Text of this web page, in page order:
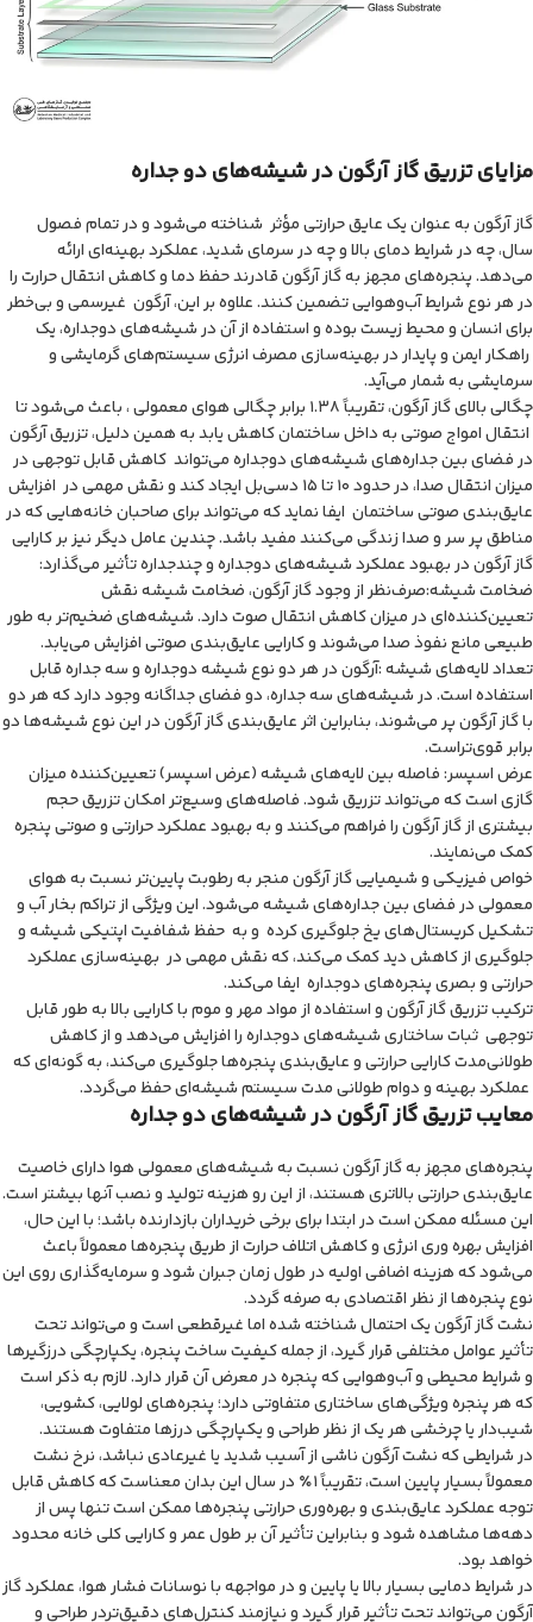
مزایای تزریق گاز آرگون در شیشه‌های دو جداره
گاز آرگون به عنوان یک عایق حرارتی مؤثر شناخته می‌شود و در تمام فصول
سال، چه در شرایط دمای بالا و چه در سرمای شدید، عملکرد بهینه‌ای ارائه
می‌دهد. پنجره‌های مجهز به گاز آرگون قادرند حفظ دما و کاهش انتقال حرارت را
در هر نوع شرایط آب‌وهوایی تضمین کنند. علاوه بر این، آرگون غیرسمی و بی‌خطر
برای انسان و محیط زیست بوده و استفاده از آن در شیشه‌های دوجداره، یک
راهکار ایمن و پایدار در بهینه‌سازی مصرف انرژی سیستم‌های گرمایشی و
سرمایشی به شمار می‌آید.
چگالی بالای گاز آرگون، تقریباً ۱.۳۸ برابر چگالی هوای معمولی ، باعث می‌شود تا
انتقال امواج صوتی به داخل ساختمان کاهش یابد به همین دلیل، تزریق آرگون
در فضای بین جداره‌های شیشه‌های دوجداره می‌تواند کاهش قابل توجهی در
میزان انتقال صدا، در حدود ۱۰ تا ۱۵ دسی‌بل ایجاد کند و نقش مهمی در افزایش
عایق‌بندی صوتی ساختمان ایفا نماید که می‌تواند برای صاحبان خانه‌هایی که در
مناطق پر سر و صدا زندگی می‌کنند مفید باشد. چندین عامل دیگر نیز بر کارایی
گاز آرگون در بهبود عملکرد شیشه‌های دوجداره و چندجداره تأثیر می‌گذارد:
ضخامت شیشه:صرف‌نظر از وجود گاز آرگون، ضخامت شیشه نقش
تعیین‌کننده‌ای در میزان کاهش انتقال صوت دارد. شیشه‌های ضخیم‌تر به طور
طبیعی مانع نفوذ صدا می‌شوند و کارایی عایق‌بندی صوتی افزایش می‌یابد.
تعداد لایه‌های شیشه :آرگون در هر دو نوع شیشه دوجداره و سه جداره قابل
استفاده است. در شیشه‌های سه جداره، دو فضای جداگانه وجود دارد که هر دو
با گاز آرگون پر می‌شوند، بنابراین اثر عایق‌بندی گاز آرگون در این نوع شیشه‌ها دو
برابر قوی‌تراست.
عرض اسپسر: فاصله بین لایه‌های شیشه (عرض اسپسر) تعیین‌کننده میزان
گازی است که می‌تواند تزریق شود. فاصله‌های وسیع‌تر امکان تزریق حجم
بیشتری از گاز آرگون را فراهم می‌کنند و به بهبود عملکرد حرارتی و صوتی پنجره
کمک می‌نمایند.
خواص فیزیکی و شیمیایی گاز آرگون منجر به رطوبت پایین‌تر نسبت به هوای
معمولی در فضای بین جداره‌های شیشه می‌شود. این ویژگی از تراکم بخار آب و
تشکیل کریستال‌های یخ جلوگیری کرده و به حفظ شفافیت اپتیکی شیشه و
جلوگیری از کاهش دید کمک می‌کند، که نقش مهمی در بهینه‌سازی عملکرد
حرارتی و بصری پنجره‌های دوجداره ایفا می‌کند.
ترکیب تزریق گاز آرگون و استفاده از مواد مهر و موم با کارایی بالا به طور قابل
توجهی ثبات ساختاری شیشه‌های دوجداره را افزایش می‌دهد و از کاهش
طولانی‌مدت کارایی حرارتی و عایق‌بندی پنجره‌ها جلوگیری می‌کند، به گونه‌ای که
عملکرد بهینه و دوام طولانی مدت سیستم شیشه‌ای حفظ می‌گردد.
معایب تزریق گاز آرگون در شیشه‌های دو جداره
پنجره‌های مجهز به گاز آرگون نسبت به شیشه‌های معمولی هوا دارای خاصیت
عایق‌بندی حرارتی بالاتری هستند، از این رو هزینه تولید و نصب آنها بیشتر است.
این مسئله ممکن است در ابتدا برای برخی خریداران بازدارنده باشد؛ با این حال،
افزایش بهره ‌وری انرژی و کاهش اتلاف حرارت از طریق پنجره‌ها معمولاً باعث
می‌شود که هزینه اضافی اولیه در طول زمان جبران شود و سرمایه‌گذاری روی این
نوع پنجره‌ها از نظر اقتصادی به صرفه گردد.
نشت گاز آرگون یک احتمال شناخته شده اما غیرقطعی است و می‌تواند تحت
تأثیر عوامل مختلفی قرار گیرد، از جمله کیفیت ساخت پنجره، یکپارچگی درزگیرها
و شرایط محیطی و آب‌وهوایی که پنجره در معرض آن قرار دارد. لازم به ذکر است
که هر پنجره ویژگی‌های ساختاری متفاوتی دارد؛ پنجره‌های لولایی، کشویی،
شیب‌دار یا چرخشی هر یک از نظر طراحی و یکپارچگی درزها متفاوت هستند.
در شرایطی که نشت آرگون ناشی از آسیب شدید یا غیرعادی نباشد، نرخ نشت
معمولاً بسیار پایین است، تقریباً ۱٪ در سال این بدان معناست که کاهش قابل
توجه عملکرد عایق‌بندی و بهره‌وری حرارتی پنجره‌ها ممکن است تنها پس از
دهه‌ها مشاهده شود و بنابراین تأثیر آن بر طول عمر و کارایی کلی خانه محدود
خواهد بود.
در شرایط دمایی بسیار بالا یا پایین و در مواجهه با نوسانات فشار هوا، عملکرد گاز
آرگون می‌تواند تحت تأثیر قرار گیرد و نیازمند کنترل‌های دقیق‌تردر طراحی و